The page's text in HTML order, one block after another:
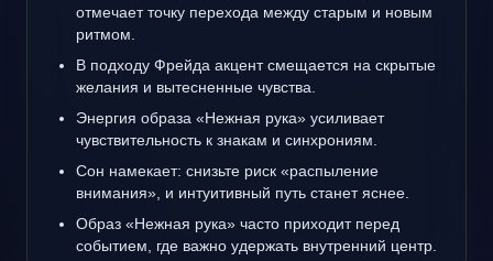
отмечает точку перехода между старым и новым
ритмом.
В подходу Фрейда акцент смещается на скрытые
желания и вытесненные чувства.
Энергия образа «Нежная рука» усиливает
чувствительность к знакам и синхрониям.
Сон намекает: снизьте риск «распыление
внимания», и интуитивный путь станет яснее.
Образ «Нежная рука» часто приходит перед
событием, где важно удержать внутренний центр.